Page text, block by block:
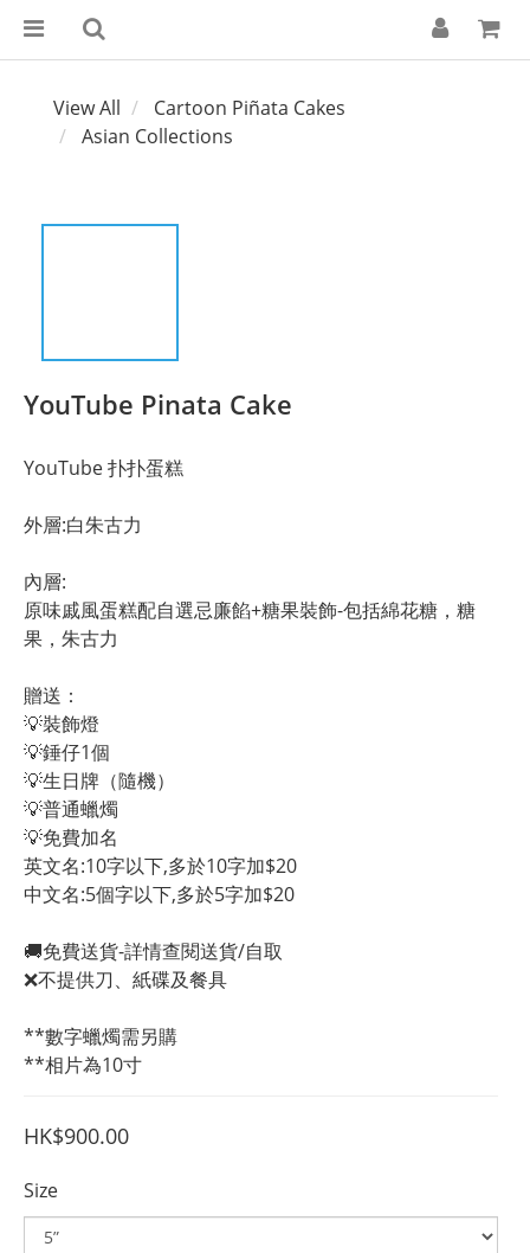
View All
Cartoon Piñata Cakes
Asian Collections
YouTube Pinata Cake
YouTube 扑扑蛋糕
外層:白朱古力
內層:
原味戚風蛋糕配自選忌廉餡+糖果裝飾-包括綿花糖，糖
果，朱古力
贈送：
💡裝飾燈
💡錘仔1個
💡生日牌（隨機）
💡普通蠟燭
💡免費加名
英文名:10字以下,多於10字加$20
中文名:5個字以下,多於5字加$20
🚚免費送貨-詳情查閱送貨/自取
❌不提供刀、紙碟及餐具
**數字蠟燭需另購
**相片為10寸
HK$900.00
Size